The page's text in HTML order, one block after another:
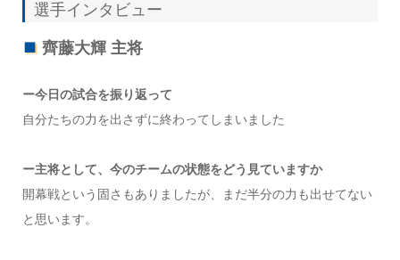
選手インタビュー
齊藤大輝 主将
ー今日の試合を振り返って
自分たちの力を出さずに終わってしまいました
ー主将として、今のチームの状態をどう見ていますか
開幕戦という固さもありましたが、まだ半分の力も出せてない
と思います。